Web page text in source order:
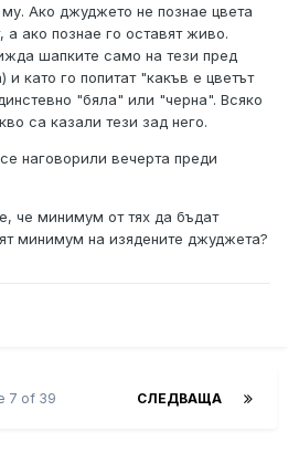
Ако джуджето не познае цвета
ако познае го оставят живо.
шапките само на тези пред
като го попитат "какъв е цветът
"бяла" или "черна". Всяко
са казали тези зад него.
наговорили вечерта преди
че минимум от тях да бъдат
минимум на изядените джуджета?
СЛЕДВАЩА
7 of 39